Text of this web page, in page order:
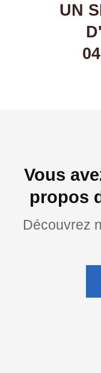
UN
Vous
propos
Découvrez